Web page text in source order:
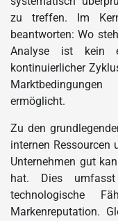
zu treffen. Im
beantworten: Wo
Analyse ist kein
kontinuierlicher
ermöglicht.
Zu den
internen
Unternehmen gut
hat. Dies
technologische
Markenreputation.